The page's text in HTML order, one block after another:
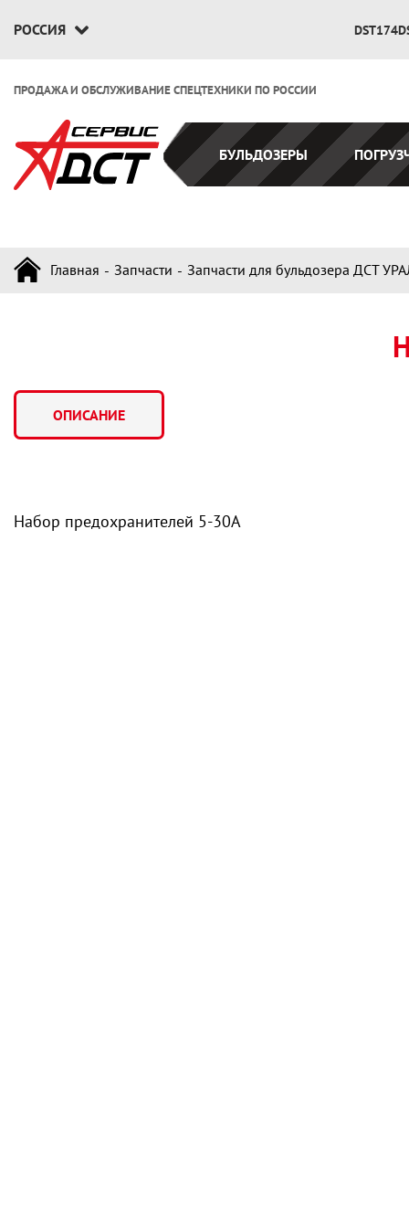
РОССИЯ
ПРОДАЖА И ОБСЛУЖИВАНИЕ СПЕЦТЕХНИКИ ПО РОССИИ
БУЛЬДОЗЕРЫ
Главная Запчасти Запчасти для бульдозера ДСТ
ОПИСАНИЕ
Набор предохранителей 5-30А